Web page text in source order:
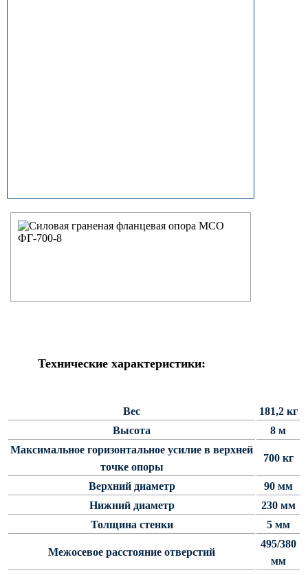
прямостоечные круглоконические
НФ Трубчатая опора освещения
ОКС Опоры освещения круглые
МСО ФГ Силовые граненые
СФ Опоры освещения силовые
фланцевые
СП Опора освещения силовая
прямостоечная трубчатая
СФГ Силовые фланцевые
граненые опоры освещения
Технические характеристики:
Вес
181,2 кг
Высота
8 м
Максимальное горизонтальное усилие в верхней
точке опоры
700 кг
Верхний диаметр
90 мм
Нижний диаметр
230 мм
Толщина стенки
5 мм
Межосевое расстояние отверстий
495/380
мм